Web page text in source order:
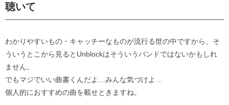
聴いて
わかりやすいもの・キャッチーなものが流行る世の中ですから、そ
ういうとこから見るとUnblockはそういうバンドではないかもしれ
ません。
でもマジでいい曲書くんだよ…みんな気づけよ…
個人的におすすめの曲を載せときますね。